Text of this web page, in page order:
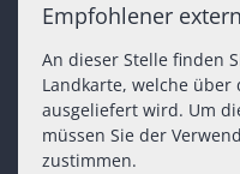
Empfohlener
An dieser Stelle finden
Landkarte, welche
ausgeliefert wird. Um
müssen Sie der
zustimmen.